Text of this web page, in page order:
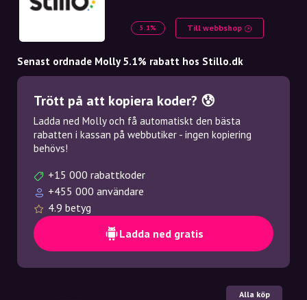
5.1% Till webbshop
Senast ordnade Molly 5.1% rabatt hos Stillo.dk
Trött på att kopiera koder? 😰
Ladda ned Molly och få automatiskt den bästa
rabatten i kassan på webbutiker - ingen kopiering
behövs!
+15 000 rabattkoder
+455 000 användare
4.9 betyg
Ladda ned gratis
Alla köp